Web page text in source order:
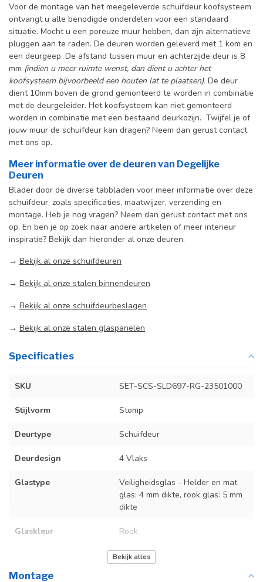
Voor de montage van het meegeleverde schuifdeur koofsysteem
ontvangt u alle benodigde onderdelen voor een standaard
situatie. Mocht u een poreuze muur hebben, dan zijn alternatieve
pluggen aan te raden. De deuren worden geleverd met 1 kom en
een deurgeep. De afstand tussen muur en achterzijde deur is 8
mm (indien u meer ruimte wenst, dan dient u achter het
koofsysteem bijvoorbeeld een houten lat te plaatsen). De deur
dient 10mm boven de grond gemonteerd te worden in combinatie
met de deurgeleider. Het koofsysteem kan niet gemonteerd
worden in combinatie met een bestaand deurkozijn. Twijfel je of
jouw muur de schuifdeur kan dragen? Neem dan gerust contact
met ons op.
Meer informatie over de deuren van Degelijke
Deuren
Blader door de diverse tabbladen voor meer informatie over deze
schuifdeur, zoals specificaties, maatwijzer, verzending en
montage. Heb je nog vragen? Neem dan gerust contact met ons
op. En ben je op zoek naar andere artikelen of meer interieur
inspiratie? Bekijk dan hieronder al onze deuren.
→ Bekijk al onze schuifdeuren
→ Bekijk al onze stalen binnendeuren
→ Bekijk al onze schuifdeurbeslagen
→ Bekijk al onze stalen glaspanelen
Specificaties
SKU SET-SCS-SLD697-RG-23501000
Stijlvorm Stomp
Deurtype Schuifdeur
Deurdesign 4 Vlaks
Glastype
Veiligheidsglas - Helder en mat
glas: 4 mm dikte, rook glas: 5 mm
dikte
Glaskleur Rook
U kunt een tabel vinden met de
exacte deurmaten in de
Bekijk alles
Montage